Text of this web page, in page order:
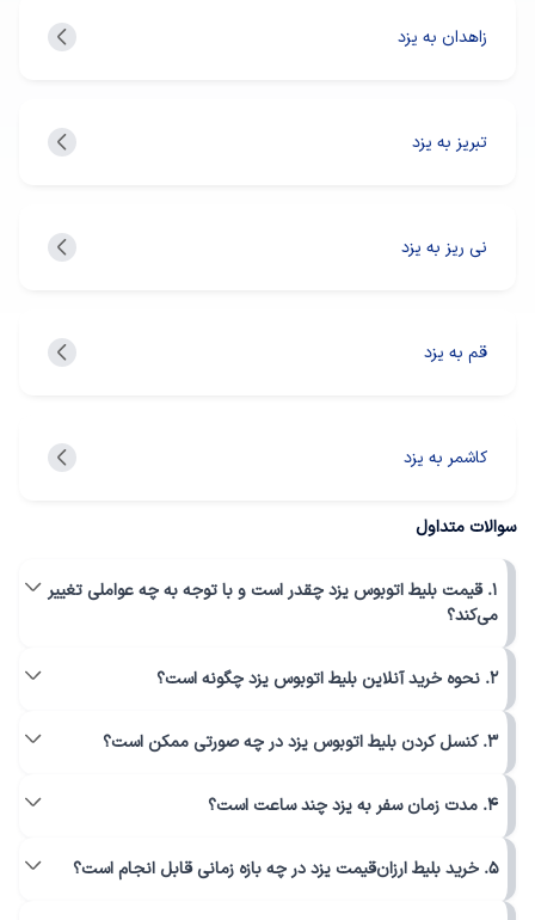
زاهدان به یزد
تبریز به یزد
نی ریز به یزد
قم به یزد
کاشمر به یزد
سوالات متداول
1. قیمت بلیط اتوبوس یزد چقدر است و با توجه به چه عواملی تغییر
می‌کند؟
2. نحوه خرید آنلاین بلیط اتوبوس یزد چگونه است؟
3. کنسل کردن بلیط اتوبوس یزد در چه صورتی ممکن است؟
4. مدت زمان سفر به یزد چند ساعت است؟
5. خرید بلیط ارزان‌قیمت یزد در چه بازه زمانی قابل انجام است؟